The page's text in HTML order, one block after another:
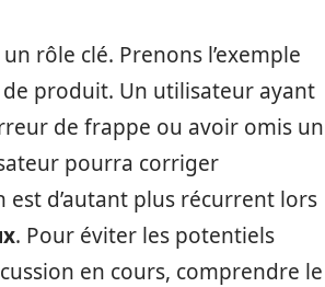
rôle clé. Prenons l’exemple
produit. Un utilisateur ayant
de frappe ou avoir omis un
pourra corriger
est d’autant plus récurrent lors
. Pour éviter les potentiels
en cours, comprendre le